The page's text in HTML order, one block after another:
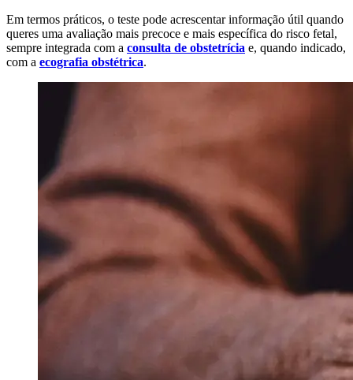
Em termos práticos, o teste pode acrescentar informação útil quando
queres uma avaliação mais precoce e mais específica do risco fetal,
sempre integrada com a consulta de obstetrícia e, quando indicado,
com a ecografia obstétrica.